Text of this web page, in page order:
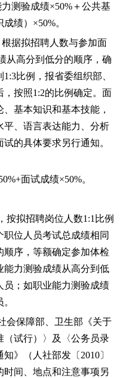
测验成绩×50%＋公共基
绩）×50%。
据拟招聘人数与参加面
从高分到低分的顺序，确
比例，报省委组织部、
按照1:2的比例确定。面
基本知识和基本技能，
平、语言表达能力、分析
的具体要求另行通知。
面试成绩×50%。
按拟招聘岗位人数1:1比例
位人员考试总成绩相同
顺序，等额确定参加体检
能力测验成绩从高分到低
员；如职业能力测验成绩
会保障部、卫生部《关于
（试行）〉及〈公务员录
》（人社部发〔2010〕
时间、地点和注意事项另